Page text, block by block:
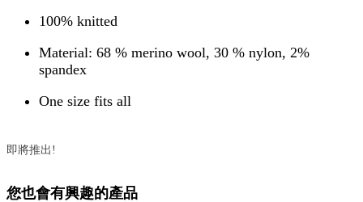
100% knitted
Material: 68 % merino wool, 30 % nylon, 2%
spandex
One size fits all
即將推出!
您也會有興趣的產品